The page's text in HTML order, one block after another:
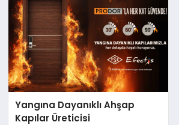
Yangına Dayanıklı Ahşap
Kapılar Üreticisi